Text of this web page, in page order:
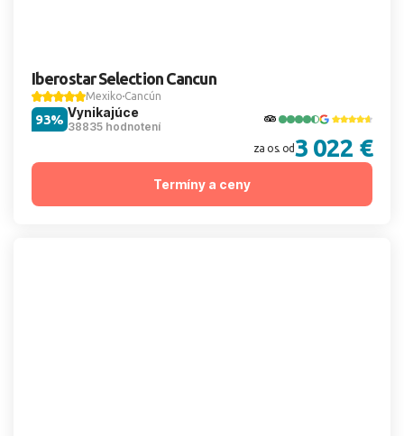
Iberostar Selection Cancun
Mexiko Cancún
Vynikajúce
38835 hodnotení
93%
za os. od 3 022 €
Termíny a ceny